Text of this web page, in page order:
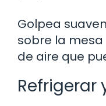
Golpea
sobre la
de aire que
Refrigerar